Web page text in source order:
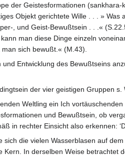
der Geistesformationen
Objekt gerichtete Wille . . . »
, und Geist-Bewußtsein . . .«
man diese Dinge einzeln
sich bewußt.« (M.43).
Entwicklung des Bewußtseins
der vier geistigen Gruppen s.
Weltling ein Ich
und Bewußtsein, ob
in rechter Einsicht also erkennen:
die vielen Wasserblasen auf
In derselben Weise betrachtet